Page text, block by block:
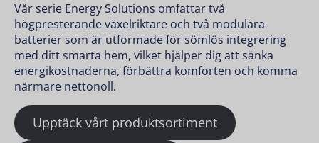
Vår serie Energy Solutions omfattar två
högpresterande växelriktare och två modulära
batterier som är utformade för sömlös integrering
med ditt smarta hem, vilket hjälper dig att sänka
energikostnaderna, förbättra komforten och komma
närmare nettonoll.
Upptäck vårt produktsortiment